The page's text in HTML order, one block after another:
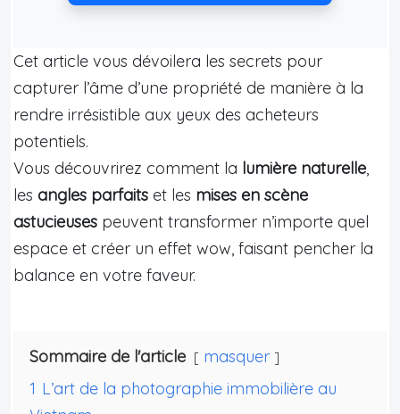
Cet article vous dévoilera les secrets pour
capturer l’âme d’une propriété de manière à la
rendre irrésistible aux yeux des acheteurs
potentiels.
Vous découvrirez comment la lumière naturelle,
les angles parfaits et les mises en scène
astucieuses peuvent transformer n’importe quel
espace et créer un effet wow, faisant pencher la
balance en votre faveur.
Sommaire de l'article
masquer
1 L’art de la photographie immobilière au